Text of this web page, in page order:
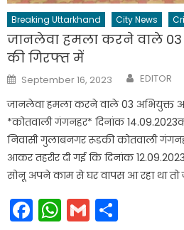
Breaking Uttarkhand City News
जानलेवा हमला करने वाले
की गिरफ्त में
Posted
on
September 16, 2023 Author
EDITOR
जानलेवा हमला करने वाले 03 अभियुक्त
*कोतवाली गंगनहर* दिनांक
निवासी गुलाबनगर रूडकी कोतवाली
आकर तहरीर दी गई कि दिनांक 12.09.2023
सोनू अपने काम से घर वापस आ रहा था
Facebook
WhatsApp
Gmail